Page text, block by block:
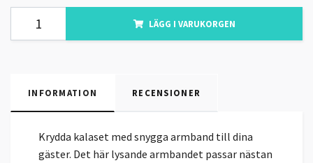
LÄGG I VARUKORGEN
INFORMATION RECENSIONER
Krydda kalaset med snygga armband till dina
gäster. Det här lysande armbandet passar nästan